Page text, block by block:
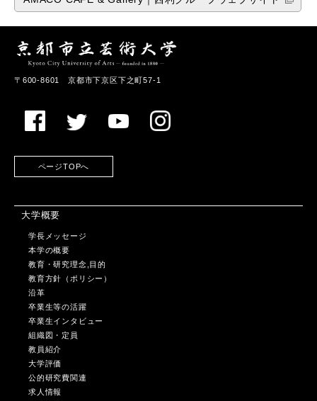
〒600-8601 京都市下京区下之町57-1
ページTOPへ
大学概要
学長メッセージ
本学の概要
教育・研究理念,目的
教育方針（ポリシー）
沿革
卒業生等の活躍
卒業生インタビュー
組織図・定員
教員紹介
大学評価
公的研究費関連
求人情報